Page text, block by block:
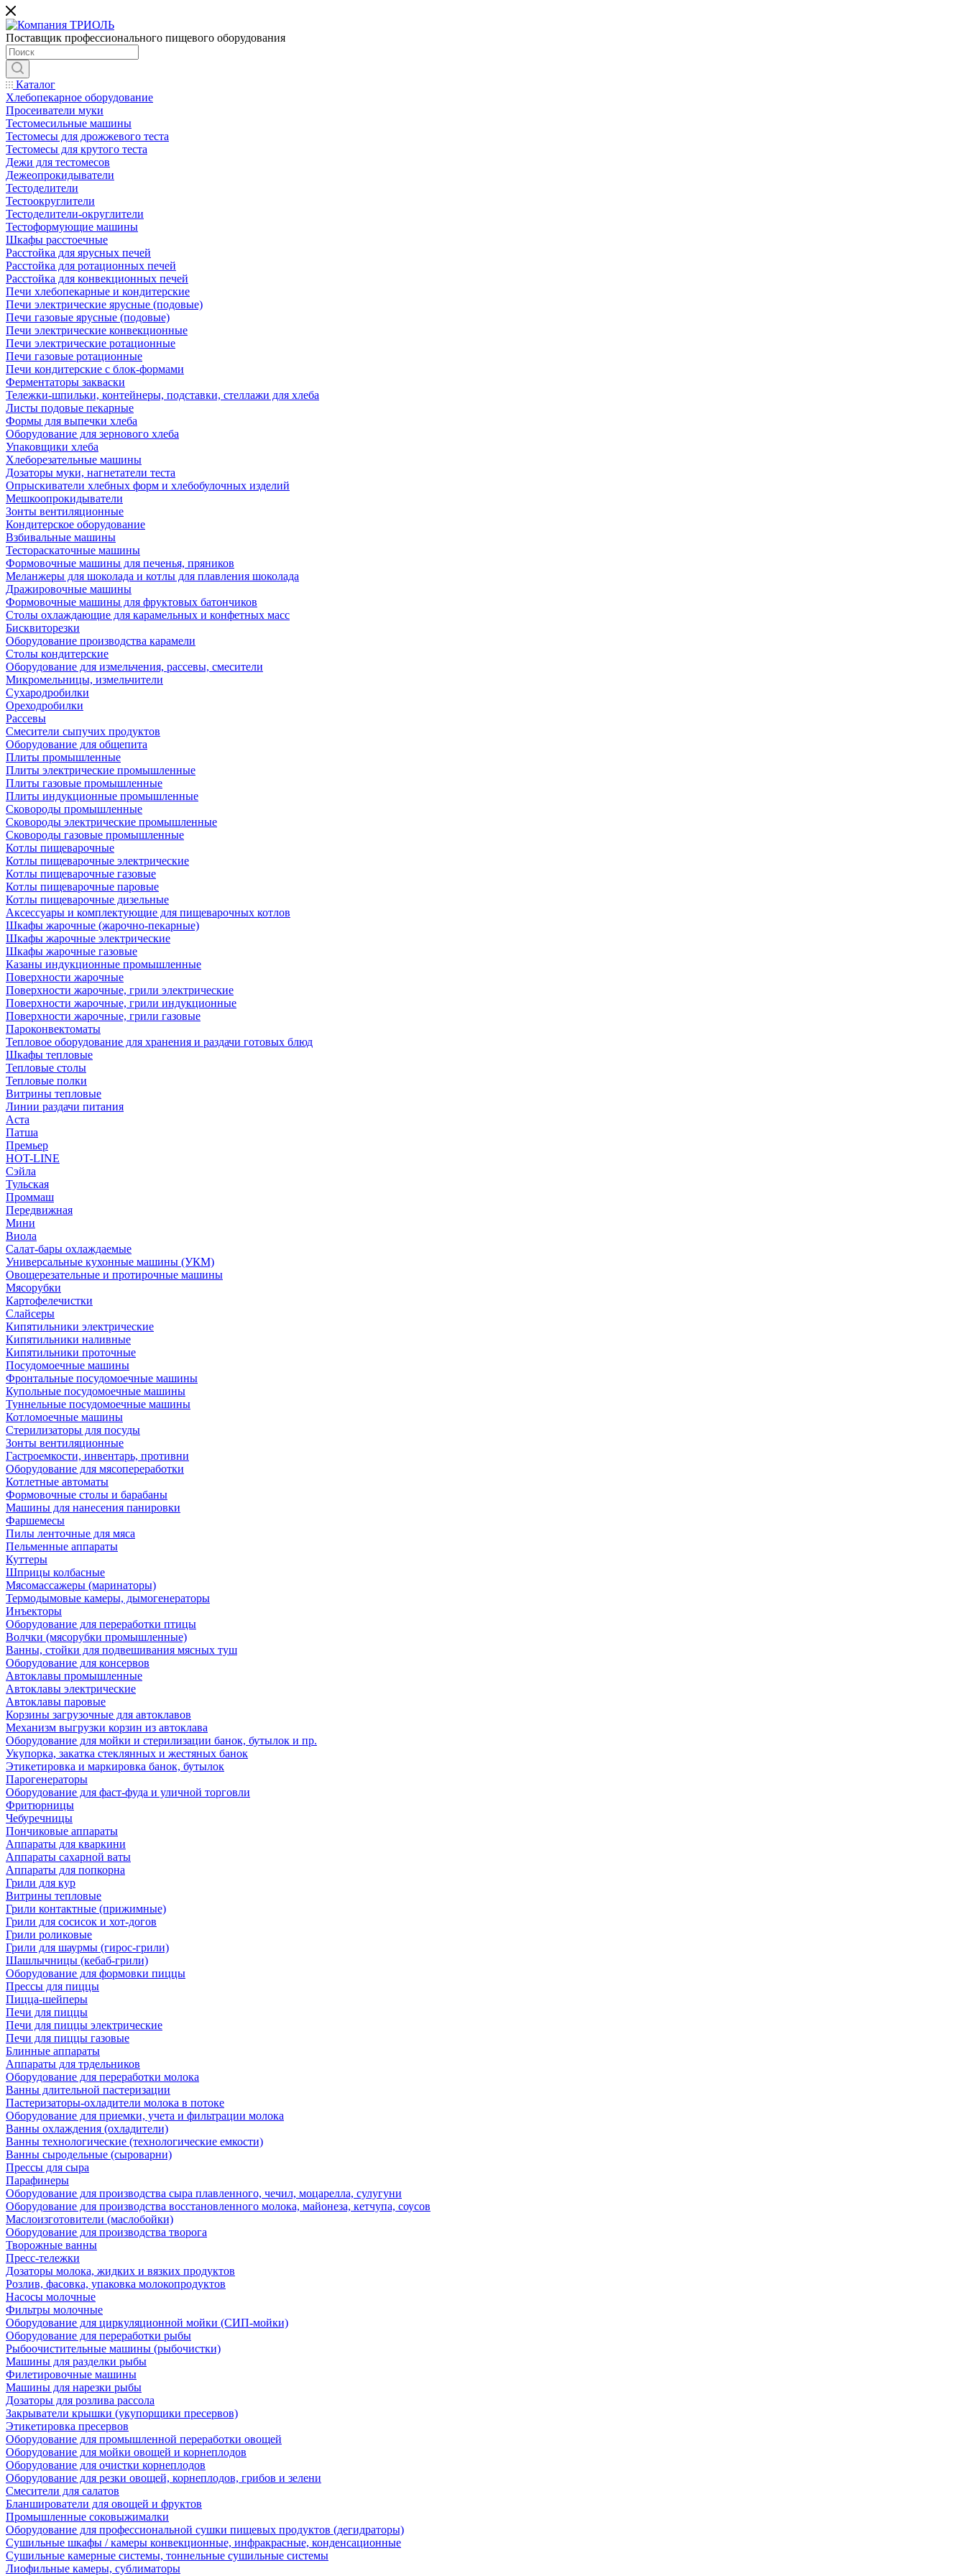
Поставщик профессионального пищевого оборудования
Каталог
Хлебопекарное оборудование
Просеиватели муки
Тестомесильные машины
Тестомесы для дрожжевого теста
Тестомесы для крутого теста
Дежи для тестомесов
Дежеопрокидыватели
Тестоделители
Тестоокруглители
Тестоделители-округлители
Тестоформующие машины
Шкафы расстоечные
Расстойка для ярусных печей
Расстойка для ротационных печей
Расстойка для конвекционных печей
Печи хлебопекарные и кондитерские
Печи электрические ярусные (подовые)
Печи газовые ярусные (подовые)
Печи электрические конвекционные
Печи электрические ротационные
Печи газовые ротационные
Печи кондитерские с блок-формами
Ферментаторы закваски
Тележки-шпильки, контейнеры, подставки, стеллажи для хлеба
Листы подовые пекарные
Формы для выпечки хлеба
Оборудование для зернового хлеба
Упаковщики хлеба
Хлеборезательные машины
Дозаторы муки, нагнетатели теста
Опрыскиватели хлебных форм и хлебобулочных изделий
Мешкоопрокидыватели
Зонты вентиляционные
Кондитерское оборудование
Взбивальные машины
Тестораскаточные машины
Формовочные машины для печенья, пряников
Меланжеры для шоколада и котлы для плавления шоколада
Дражировочные машины
Формовочные машины для фруктовых батончиков
Столы охлаждающие для карамельных и конфетных масс
Бисквиторезки
Оборудование производства карамели
Столы кондитерские
Оборудование для измельчения, рассевы, смесители
Микромельницы, измельчители
Сухародробилки
Ореходробилки
Рассевы
Смесители сыпучих продуктов
Оборудование для общепита
Плиты промышленные
Плиты электрические промышленные
Плиты газовые промышленные
Плиты индукционные промышленные
Сковороды промышленные
Сковороды электрические промышленные
Сковороды газовые промышленные
Котлы пищеварочные
Котлы пищеварочные электрические
Котлы пищеварочные газовые
Котлы пищеварочные паровые
Котлы пищеварочные дизельные
Аксессуары и комплектующие для пищеварочных котлов
Шкафы жарочные (жарочно-пекарные)
Шкафы жарочные электрические
Шкафы жарочные газовые
Казаны индукционные промышленные
Поверхности жарочные
Поверхности жарочные, грили электрические
Поверхности жарочные, грили индукционные
Поверхности жарочные, грили газовые
Пароконвектоматы
Тепловое оборудование для хранения и раздачи готовых блюд
Шкафы тепловые
Тепловые столы
Тепловые полки
Витрины тепловые
Линии раздачи питания
Аста
Патша
Премьер
HOT-LINE
Сэйла
Тульская
Проммаш
Передвижная
Мини
Виола
Салат-бары охлаждаемые
Универсальные кухонные машины (УКМ)
Овощерезательные и протирочные машины
Мясорубки
Картофелечистки
Слайсеры
Кипятильники электрические
Кипятильники наливные
Кипятильники проточные
Посудомоечные машины
Фронтальные посудомоечные машины
Купольные посудомоечные машины
Туннельные посудомоечные машины
Котломоечные машины
Стерилизаторы для посуды
Зонты вентиляционные
Гастроемкости, инвентарь, противни
Оборудование для мясопереработки
Котлетные автоматы
Формовочные столы и барабаны
Машины для нанесения панировки
Фаршемесы
Пилы ленточные для мяса
Пельменные аппараты
Куттеры
Шприцы колбасные
Мясомассажеры (маринаторы)
Термодымовые камеры, дымогенераторы
Инъекторы
Оборудование для переработки птицы
Волчки (мясорубки промышленные)
Ванны, стойки для подвешивания мясных туш
Оборудование для консервов
Автоклавы промышленные
Автоклавы электрические
Автоклавы паровые
Корзины загрузочные для автоклавов
Механизм выгрузки корзин из автоклава
Оборудование для мойки и стерилизации банок, бутылок и пр.
Укупорка, закатка стеклянных и жестяных банок
Этикетировка и маркировка банок, бутылок
Парогенераторы
Оборудование для фаст-фуда и уличной торговли
Фритюрницы
Чебуречницы
Пончиковые аппараты
Аппараты для кваркини
Аппараты сахарной ваты
Аппараты для попкорна
Грили для кур
Витрины тепловые
Грили контактные (прижимные)
Грили для сосисок и хот-догов
Грили роликовые
Грили для шаурмы (гирос-грили)
Шашлычницы (кебаб-грили)
Оборудование для формовки пиццы
Прессы для пиццы
Пицца-шейперы
Печи для пиццы
Печи для пиццы электрические
Печи для пиццы газовые
Блинные аппараты
Аппараты для трдельников
Оборудование для переработки молока
Ванны длительной пастеризации
Пастеризаторы-охладители молока в потоке
Оборудование для приемки, учета и фильтрации молока
Ванны охлаждения (охладители)
Ванны технологические (технологические емкости)
Ванны сыродельные (сыроварни)
Прессы для сыра
Парафинеры
Оборудование для производства сыра плавленного, чечил, моцарелла, сулугуни
Оборудование для производства восстановленного молока, майонеза, кетчупа, соусов
Маслоизготовители (маслобойки)
Оборудование для производства творога
Творожные ванны
Пресс-тележки
Дозаторы молока, жидких и вязких продуктов
Розлив, фасовка, упаковка молокопродуктов
Насосы молочные
Фильтры молочные
Оборудование для циркуляционной мойки (СИП-мойки)
Оборудование для переработки рыбы
Рыбоочистительные машины (рыбочистки)
Машины для разделки рыбы
Филетировочные машины
Машины для нарезки рыбы
Дозаторы для розлива рассола
Закрыватели крышки (укупорщики пресервов)
Этикетировка пресервов
Оборудование для промышленной переработки овощей
Оборудование для мойки овощей и корнеплодов
Оборудование для очистки корнеплодов
Оборудование для резки овощей, корнеплодов, грибов и зелени
Смесители для салатов
Бланширователи для овощей и фруктов
Промышленные соковыжималки
Оборудование для профессиональной сушки пищевых продуктов (дегидраторы)
Сушильные шкафы / камеры конвекционные, инфракрасные, конденсационные
Сушильные камерные системы, тоннельные сушильные системы
Лиофильные камеры, сублиматоры